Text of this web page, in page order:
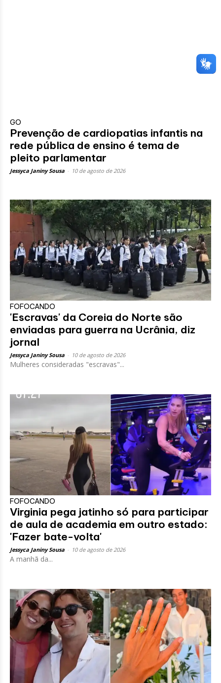
GO
Prevenção de cardiopatias infantis na
rede pública de ensino é tema de
pleito parlamentar
Jessyca Janiny Sousa 10 de agosto de 2026
FOFOCANDO
'Escravas' da Coreia do Norte são
enviadas para guerra na Ucrânia, diz
jornal
Jessyca Janiny Sousa 10 de agosto de 2026
Mulheres consideradas "escravas"...
FOFOCANDO
Virginia pega jatinho só para participar
de aula de academia em outro estado:
'Fazer bate-volta'
Jessyca Janiny Sousa 10 de agosto de 2026
A manhã da...